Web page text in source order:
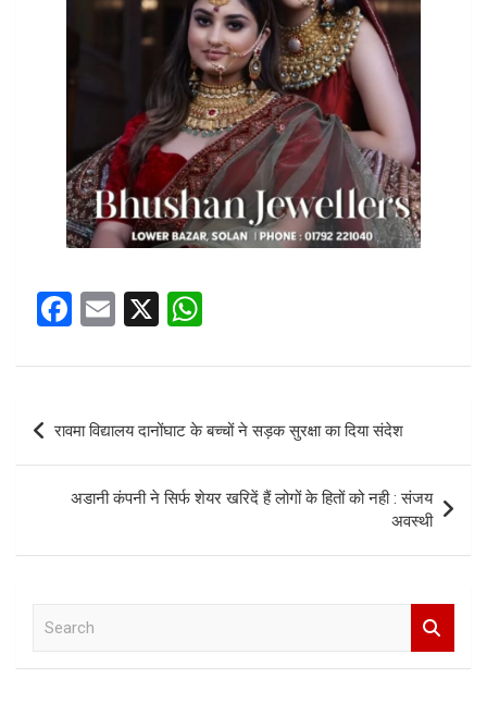
F
ce
o
o
k
E
ail
X
at
A
p
p
Post
navigation
रावमा विद्यालय दानोंघाट के बच्चों ने सड़क सुरक्षा का दिया संदेश
अडानी कंपनी ने सिर्फ शेयर खरिदें हैं लोगों के हितों को नही : संजय
अवस्थी